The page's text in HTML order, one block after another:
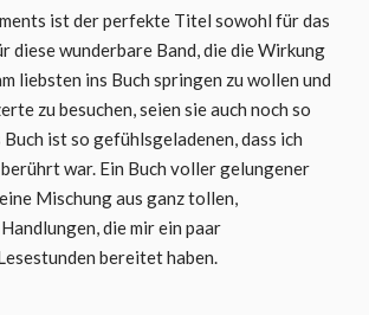
ist der perfekte Titel sowohl für das
diese wunderbare Band, die die Wirkung
liebsten ins Buch springen zu wollen und
zu besuchen, seien sie auch noch so
ist so gefühlsgeladenen, dass ich
war. Ein Buch voller gelungener
Mischung aus ganz tollen,
die mir ein paar
bereitet haben.